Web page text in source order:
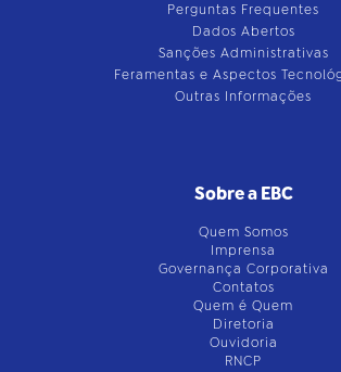
Perguntas Frequentes
Dados Abertos
Sanções Administrativas
Feramentas e Aspectos
Outras Informações
Sobre a EBC
Quem Somos
Imprensa
Governança Corporativa
Contatos
Quem é Quem
Diretoria
Ouvidoria
RNCP